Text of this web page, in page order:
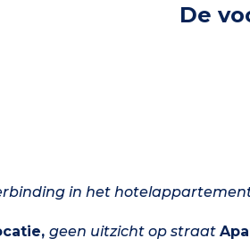
De
in het
geen uitzicht op straat